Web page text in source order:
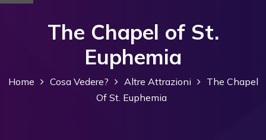
The Chapel of St.
Euphemia
Home Cosa Vedere? Altre Attrazioni
The Chapel
Of St. Euphemia